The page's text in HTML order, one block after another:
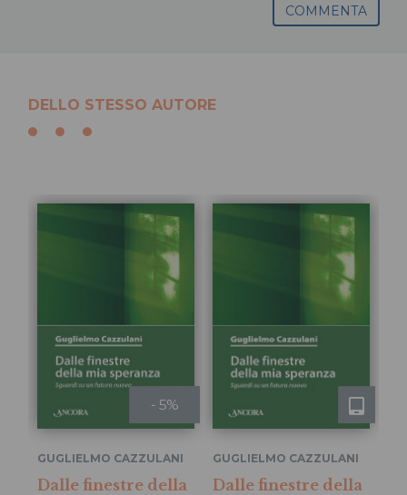
COMMENTA
DELLO STESSO AUTORE
- 5%
GUGLIELMO CAZZULANI
Dalle finestre della
GUGLIELMO CAZZULANI
Dalle finestre della